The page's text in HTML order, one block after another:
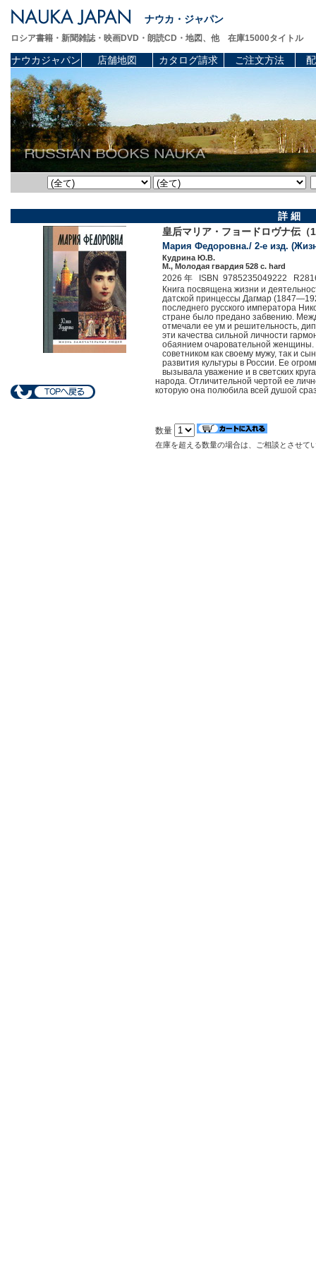
ナウカ・ジャパン
ロシア書籍・新聞雑誌・映画DVD・朗読CD・地図、他 在庫15000タイトル
ナウカジャパン 店舗地図 カタログ請求 ご注文方法
詳 細
皇后マリア・フョードロヴナ伝
Мария Федоровна./ 2-е изд.
Кудрина Ю.В.
М., Молодая гвардия 528 c. hard
2026 年 ISBN 9785235049222
Книга посвящена жизни и
датской принцессы Дагмар
последнего русского императора
стране было предано забвению.
отмечали ее ум и решительность,
эти качества сильной личности
обаянием очаровательной
советником как своему мужу, так и
развития культуры в России. Ее
вызывала уважение и в светских
народа. Отличительной чертой ее
которую она полюбила всей душой
数量
在庫を超える数量の場合は、ご相談とさせて